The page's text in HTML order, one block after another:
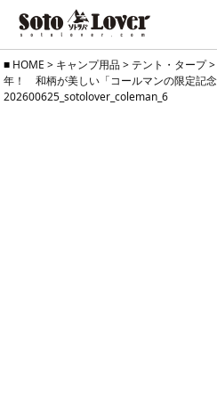
Skip
to
HOME > キャンプ用品> テント・タープ>
年！ 和柄が美しい「コールマンの限定記
202600625_sotolover_coleman_6